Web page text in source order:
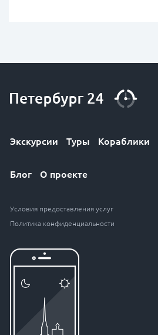
Экскурсии Туры Кораблики
Блог О проекте
Условия предоставления услуг
Политика конфиденциальности